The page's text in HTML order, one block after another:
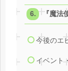
『魔
今後のエ
イベント